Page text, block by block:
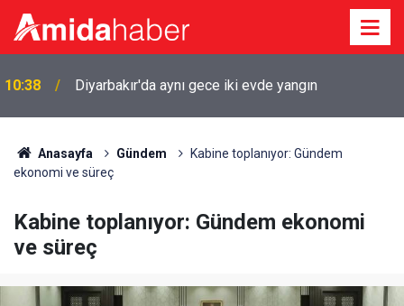
10:38 Diyarbakır'da aynı gece iki evde yangın
Anasayfa Gündem
Kabine toplanıyor: Gündem
ekonomi ve süreç
Kabine toplanıyor: Gündem ekonomi
ve süreç